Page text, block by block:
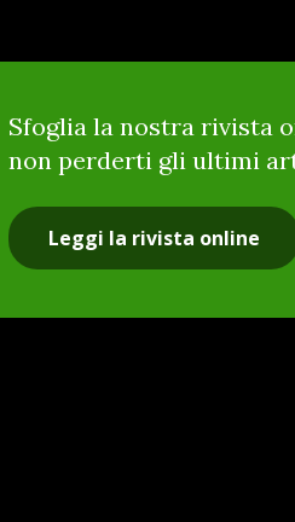
Sfoglia la nostra rivista
non perderti gli ultimi
Leggi la rivista online